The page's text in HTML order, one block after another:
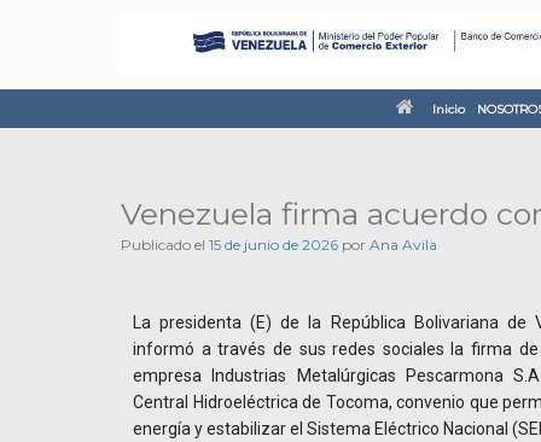
Inicio
Venezuela firma acuerdo
Publicado el 15 de junio de 2026 por Ana Avila
La presidenta (E) de la República Bolivariana de
informó a través de sus redes sociales la firma
empresa Industrias Metalúrgicas Pescarmona
Central Hidroeléctrica de Tocoma, convenio que
energía y estabilizar el Sistema Eléctrico Nacional